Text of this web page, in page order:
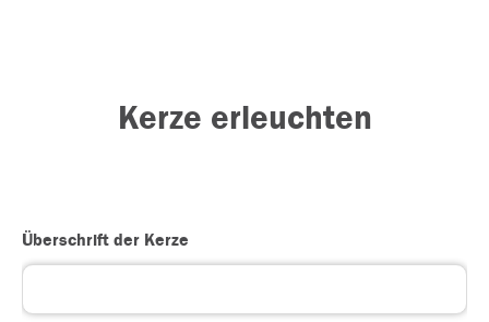
Kerze erleuchten
Überschrift der Kerze